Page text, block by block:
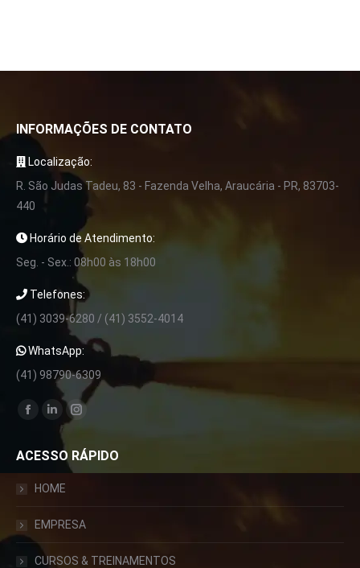
INFORMAÇÕES DE CONTATO
Localização:
R. São Judas Tadeu, 83 - Fazenda Velha, Araucária - PR, 83703-
440
Horário de Atendimento:
Seg. - Sex.: 08h00 às 18h00
Telefones:
(41) 3039-6280 / (41) 3552-4014
WhatsApp:
(41) 98790-6309
Encontre-nos em:
Facebook
opens
in
window
Linkedin
page
opens
in
window
Instagram
opens
window
ACESSO RÁPIDO
HOME
EMPRESA
CURSOS & TREINAMENTOS